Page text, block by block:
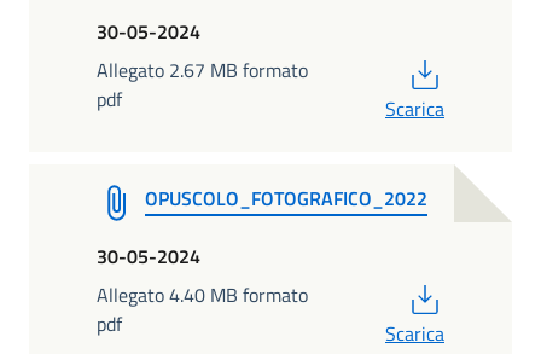
30-05-2024
Allegato 2.67 MB formato
pdf
Scarica
OPUSCOLO_FOTOGRAFICO_2022
30-05-2024
Allegato 4.40 MB formato
pdf
Scarica